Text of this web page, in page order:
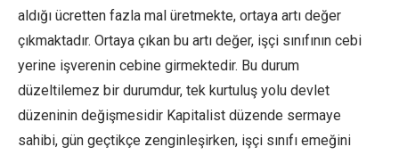
aldığı ücretten fazla mal üretmekte, ortaya artı değer
çıkmaktadır. Ortaya çıkan bu artı değer, işçi sınıfının cebi
yerine işverenin cebine girmektedir. Bu durum
düzeltilemez bir durumdur, tek kurtuluş yolu devlet
düzeninin değişmesidir Kapitalist düzende sermaye
sahibi, gün geçtikçe zenginleşirken, işçi sınıfı emeğini